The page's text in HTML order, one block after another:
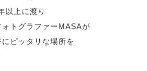
以上に渡り
トグラファーMASAが
ピッタリな場所を